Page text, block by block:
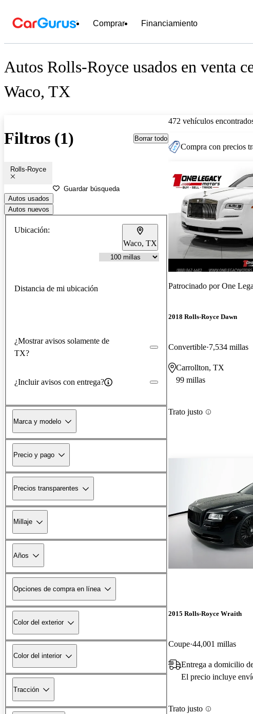
Comprar Financiamiento
Autos Rolls-Royce usados en venta
Waco, TX
Filtros (1) Borrar todo
Rolls-Royce
Guardar búsqueda
Autos usados
Autos nuevos
Ubicación:
Waco, TX
Distancia de mi ubicación
¿Mostrar avisos solamente de
TX?
¿Incluir avisos con entrega?
Marca y modelo
Precio y pago
Precios transparentes
Millaje
Años
Opciones de compra en línea
Color del exterior
Color del interior
Tracción
472 vehículos
Compra con precios
Patrocinado porOne
2018 Rolls-Royce Dawn
Convertible 7,534 millas
Carrollton, TX
99 millas
Trato justo
2015 Rolls-Royce Wraith
Coupe 44,001 millas
Entrega a domicilio
El precio incluye
Trato justo